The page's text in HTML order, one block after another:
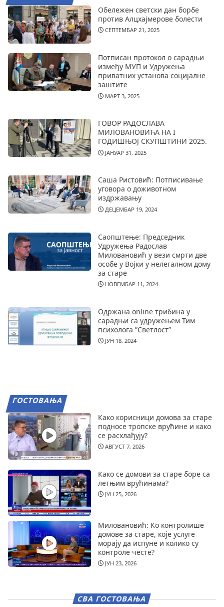
Обележен светски дан борбе
против Алцхајмерове болести
СЕПТЕМБАР 21, 2025
Потписан протокол о сарадњи
између МУП и Удружења
приватних установа социјалне
заштите
МАРТ 3, 2025
ГОВОР РАДОСЛАВА
МИЛОВАНОВИЋА НА I
ГОДИШЊОЈ СКУПШТИНИ 2025.
ЈАНУАР 31, 2025
Саша Ристовић: Потписивање
уговора о доживотном
издржавању
ДЕЦЕМБАР 19, 2024
Саопштење: Председник
Удружења Радослав
Миловановић у вези смрти две
особе у Војки у нелегалном дому
за старе
НОВЕМБАР 11, 2024
Одржана online трибина у
сарадњи са удружењем Тим
психолога ”Светлост”
ЈУН 18, 2024
ГОСТОВАЊА
Како корисници домова за старе
подносе тропске врућине и како
се расхлађују?
АВГУСТ 7, 2026
Како се домови за старе боре са
летњим врућинама?
ЈУН 25, 2026
Миловановић: Ко контролише
домове за старе, које услуге
морају да испуне и колико су
контроле честе?
ЈУН 23, 2026
СВА ГОСТОВАЊА